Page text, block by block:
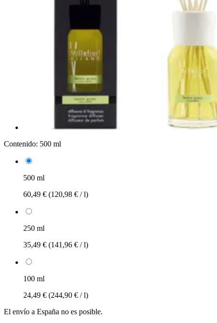
Contenido: 500 ml
500 ml
60,49 € (120,98 € / l)
250 ml
35,49 € (141,96 € / l)
100 ml
24,49 € (244,90 € / l)
El envío a España no es posible.